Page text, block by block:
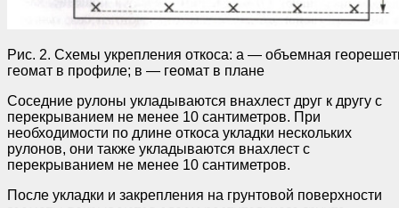
Рис. 2. Схемы укрепления откоса: а — объемная
геомат в профиле; в — геомат в плане
Соседние рулоны укладываются внахлест друг к другу с
перекрыванием не менее 10 сантиметров. При
необходимости по длине откоса укладки нескольких
рулонов, они также укладываются внахлест с
перекрыванием не менее 10 сантиметров.
После укладки и закрепления на грунтовой поверхности